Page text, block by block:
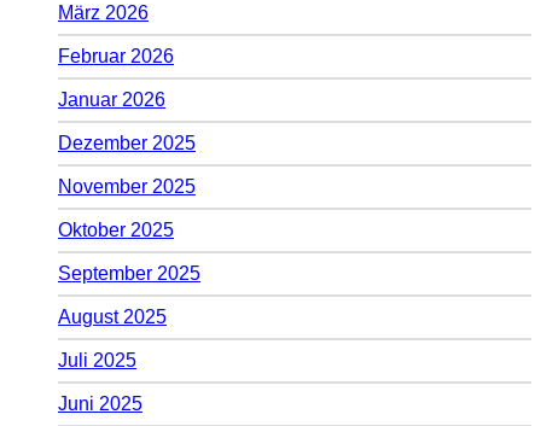
März 2026
Februar 2026
Januar 2026
Dezember 2025
November 2025
Oktober 2025
September 2025
August 2025
Juli 2025
Juni 2025